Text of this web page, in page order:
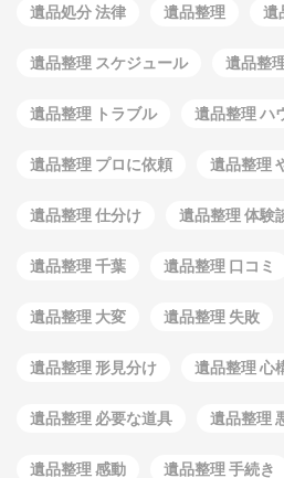
遺品処分 法律 遺品整理 遺
遺品整理 スケジュール 遺品整
遺品整理 トラブル 遺品整理 ハ
遺品整理 プロに依頼 遺品整理
遺品整理 仕分け 遺品整理 体験
遺品整理 千葉 遺品整理 口コミ
遺品整理 大変 遺品整理 失敗
遺品整理 形見分け 遺品整理 心
遺品整理 必要な道具 遺品整理
遺品整理 感動 遺品整理 手続き